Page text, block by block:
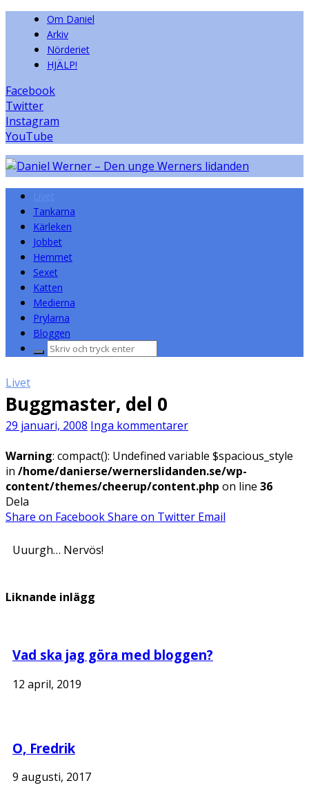
Om Daniel
Arkiv
Nörderiet
HJÄLP!
Facebook
Twitter
Instagram
YouTube
Tankarna
Kärleken
Jobbet
Hemmet
Sexet
Katten
Medierna
Prylarna
Bloggen
Sök
Livet
Buggmaster, del 0
29 januari, 2008 Inga kommentarer
Warning: compact(): Undefined variable $spacious_style
in /home/danierse/wernerslidanden.se/wp-
content/themes/cheerup/content.php on line 36
Dela
Share on FacebookShare on Twitter Email
Uuurgh… Nervös!
Liknande inlägg
Vad ska jag göra med bloggen?
12 april, 2019
O, Fredrik
9 augusti, 2017